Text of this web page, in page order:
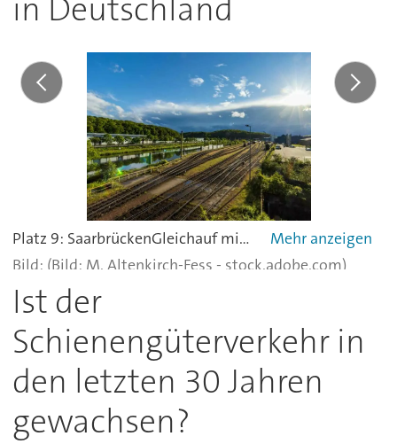
in Deutschland
Platz 9: SaarbrückenGleichauf mit Halle/Saale und 36 Gleisen, schiebt sich der Rangierbahnhof auf den zehnten Platz im Ranking der größten Rangierbahnhöfe Deutschlands. Die Ablaufanlage wurde ausgebaut, die Zugbildung erfolgt im Umsetzverfahren. Es existiert eine kombinierte Richtungs- und Ausfahrgruppe, die in Ost und West getrennt ist und jeweils 13 bzw. 23 Gleise besitzt.
(Bild: M. Altenkirch-Fess - stock.adobe.com)
Ist der
Schienengüterverkehr in
den letzten 30 Jahren
gewachsen?